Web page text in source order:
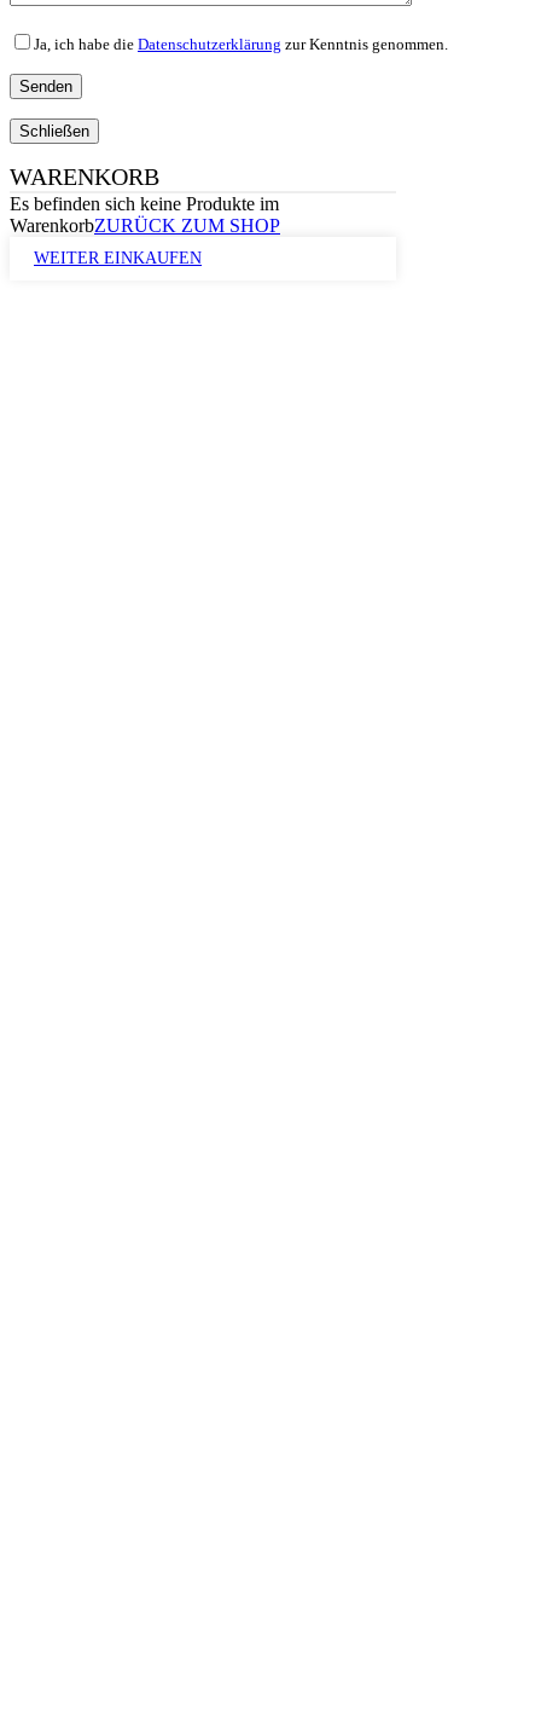
Ja, ich habe die Datenschutzerklärung zur Kenntnis genommen.
Schließen
WARENKORB
Es befinden sich keine Produkte im
WarenkorbZURÜCK ZUM SHOP
WEITER EINKAUFEN